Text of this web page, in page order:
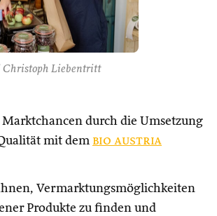
Liebentritt
durch die Umsetzung
mit dem bio austria
Vermarktungsmöglichkeiten
Produkte zu finden und